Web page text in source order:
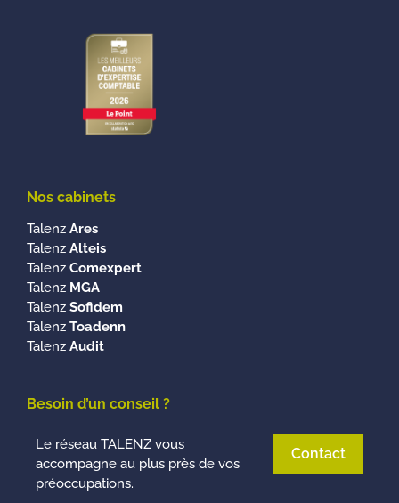
Nos cabinets
Talenz Ares
Talenz Alteis
Talenz Comexpert
Talenz MGA
Talenz Sofidem
Talenz Toadenn
Talenz Audit
Besoin d’un conseil ?
Le réseau TALENZ vous
accompagne au plus près de vos
préoccupations.
Contact